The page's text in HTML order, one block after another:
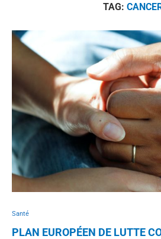
TAG:
Santé
PLAN EUROPÉEN DE LUTTE